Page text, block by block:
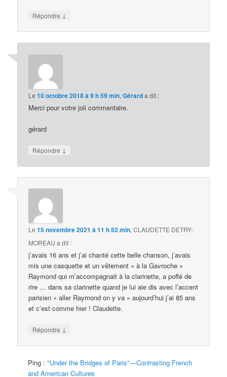
Répondre ↓
Le10 octobre 2018 à 9 h 59 min,Gérarda dit :
Merci pour votre joli commentaire.
gérard
Répondre ↓
Le15 novembre 2021 à 11 h 52 min,CLAUDETTE DETRY-
MOREAU a dit :
j’avais 16 ans et j’ai chanté cette belle chanson, j’avais
mis une casquette et un vêtement « à la Gavroche »
Raymond qui m’accompagnait à la clarinette, a poffé de
rire … dans sa clarinette quand je lui aie dis avec l’accent
parisien « aller Raymond on y va » aujourd’hui j’ai 85 ans
et c’est comme hier ! Claudette.
Répondre ↓
Ping :"Under the Bridges of Paris"—Contrasting French
and American Cultures